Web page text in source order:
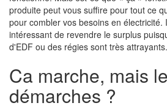
produite peut vous suffire pour tout ce
pour combler vos besoins en électricité.
intéressant de revendre le surplus
d'EDF ou des régies sont très attrayants.
Ca marche, mais
démarches ?